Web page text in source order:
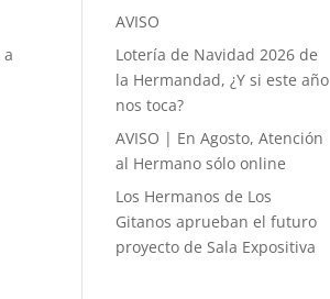
a
AVISO
Lotería de Navidad 2026 de
la Hermandad, ¿Y si este año
nos toca?
AVISO | En Agosto, Atención
al Hermano sólo online
Los Hermanos de Los
Gitanos aprueban el futuro
proyecto de Sala Expositiva